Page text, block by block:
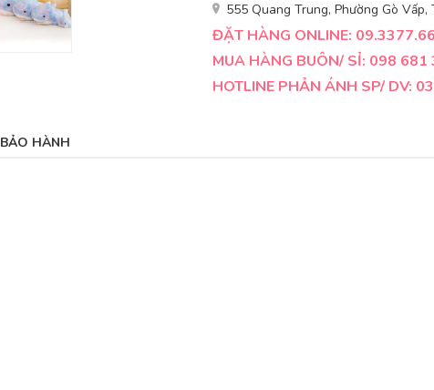
555 Quang Trung, Phường Gò
ĐẶT HÀNG ONLINE:
MUA HÀNG BUÔN/ SỈ: 098 681
HOTLINE PHẢN ÁNH SP/ DV:
BẢO HÀNH